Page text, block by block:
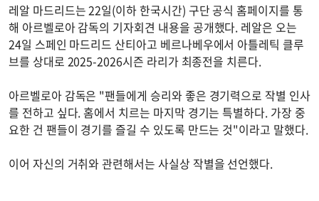
레알 마드리드는 22일(이하 한국시간) 구단 공식 홈페이지를 통
해 아르벨로아 감독의 기자회견 내용을 공개했다. 레알은 오는
24일 스페인 마드리드 산티아고 베르나베우에서 아틀레틱 클루
브를 상대로 2025-2026시즌 라리가 최종전을 치른다.
아르벨로아 감독은 "팬들에게 승리와 좋은 경기력으로 작별 인사
를 전하고 싶다. 홈에서 치르는 마지막 경기는 특별하다. 가장 중
요한 건 팬들이 경기를 즐길 수 있도록 만드는 것"이라고 말했다.
이어 자신의 거취와 관련해서는 사실상 작별을 선언했다.